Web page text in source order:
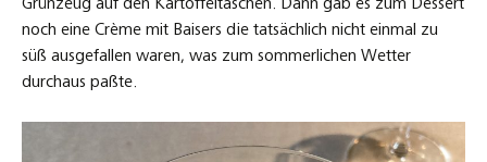
Grünzeug auf den Kartoffeltaschen. Dann gab es zum Dessert
noch eine Crème mit Baisers die tatsächlich nicht einmal zu
süß ausgefallen waren, was zum sommerlichen Wetter
durchaus paßte.